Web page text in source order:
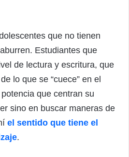
que no tienen
Estudiantes que
de lectura y escritura, que
lo que se “cuece” en el
que centran su
sino en buscar maneras de
el sentido que tiene el
.